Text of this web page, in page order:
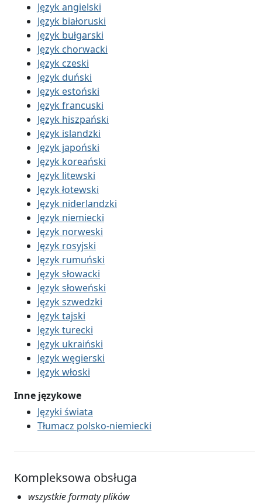
Język angielski
Język białoruski
Język bułgarski
Język chorwacki
Język czeski
Język duński
Język estoński
Język francuski
Język hiszpański
Język islandzki
Język japoński
Język koreański
Język litewski
Język łotewski
Język niderlandzki
Język niemiecki
Język norweski
Język rosyjski
Język rumuński
Język słowacki
Język słoweński
Język szwedzki
Język tajski
Język turecki
Język ukraiński
Język węgierski
Język włoski
Inne językowe
Języki świata
Tłumacz polsko-niemiecki
Kompleksowa obsługa
wszystkie formaty plików